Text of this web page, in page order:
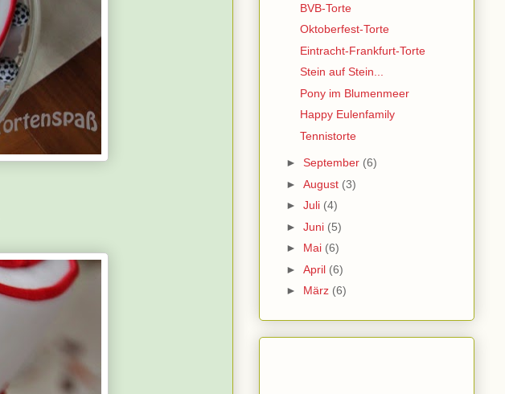
BVB-Torte
Oktoberfest-Torte
Eintracht-Frankfurt-Torte
Stein auf Stein...
Pony im Blumenmeer
Happy Eulenfamily
Tennistorte
► September (6)
► August (3)
► Juli (4)
► Juni (5)
► Mai (6)
► April (6)
► März (6)